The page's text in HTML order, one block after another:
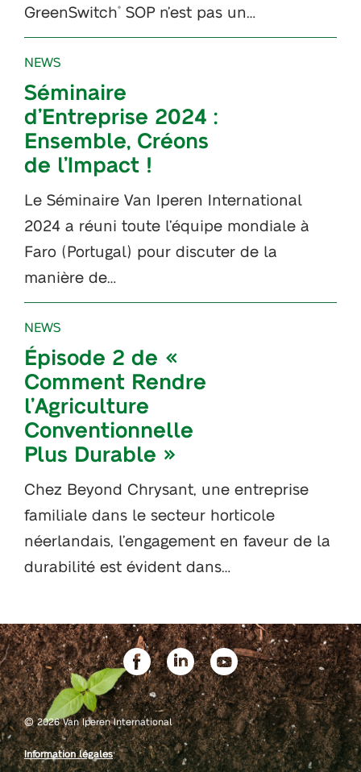
GreenSwitch® SOP n’est pas un…
NEWS
Séminaire
d’Entreprise 2024 :
Ensemble, Créons
de l’Impact !
Le Séminaire Van Iperen International
2024 a réuni toute l’équipe mondiale à
Faro (Portugal) pour discuter de la
manière de…
NEWS
Épisode 2 de «
Comment Rendre
l’Agriculture
Conventionnelle
Plus Durable »
Chez Beyond Chrysant, une entreprise
familiale dans le secteur horticole
néerlandais, l’engagement en faveur de la
durabilité est évident dans…
©2026 Van Iperen International
Information légales